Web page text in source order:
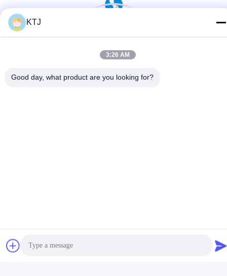
Sociale media
KTJ
3:26 AM
Good day, what product are you looking for?